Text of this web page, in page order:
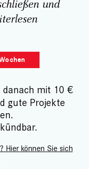
und
danach mit 10 €
gute Projekte
Hier können Sie sich